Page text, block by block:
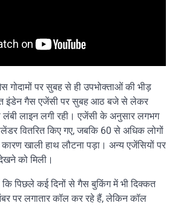
गोदामों पर सुबह से ही उपभोक्ताओं की भीड़
इंडेन गैस एजेंसी पर सुबह आठ बजे से लेकर
लंबी लाइन लगी रही। एजेंसी के अनुसार लगभग
वितरित किए गए, जबकि 60 से अधिक लोगों
खाली हाथ लौटना पड़ा। अन्य एजेंसियों पर
को मिली।
पिछले कई दिनों से गैस बुकिंग में भी दिक्कत
पर लगातार कॉल कर रहे हैं, लेकिन कॉल